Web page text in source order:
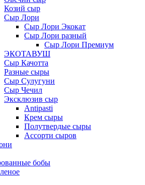
Козий сыр
Сыр Лори
Сыр Лори Экокат
Сыр Лори разный
Сыр Лори Премиум
ЭКОТАВУШ
Сыр Качотта
Разные сыры
Сыр Сулугуни
Сыр Чечил
Эксклюзив сыр
Antipasti
Крем сыры
Полутвердые сыры
Ассорти сыров
бобы